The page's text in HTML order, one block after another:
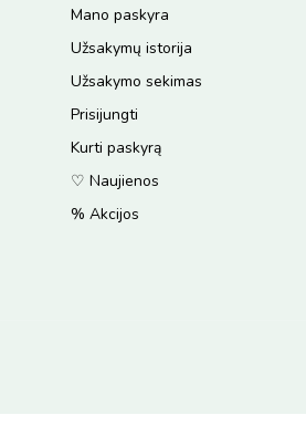
Mano paskyra
Užsakymų istorija
Užsakymo sekimas
Prisijungti
Kurti paskyrą
♡ Naujienos
% Akcijos